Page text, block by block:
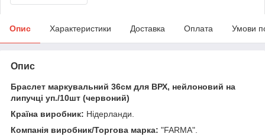
Опис Характеристики Доставка Оплата Умови
Опис
Браслет маркувальний 36см для ВРХ, нейлоновий на
липучці уп./10шт (червоний)
Країна виробник: Нідерланди.
Компанія виробник/Торгова марка: "FARMA".